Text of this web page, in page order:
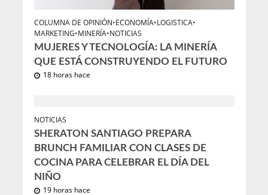
COLUMNA DE OPINIÓN•ECONOMÍA•LOGISTICA•
MARKETING•MINERÍA•NOTICIAS
MUJERES Y TECNOLOGÍA: LA MINERÍA
QUE ESTÁ CONSTRUYENDO EL FUTURO
18 horas hace
NOTICIAS
SHERATON SANTIAGO PREPARA
BRUNCH FAMILIAR CON CLASES DE
COCINA PARA CELEBRAR EL DÍA DEL
NIÑO
19 horas hace